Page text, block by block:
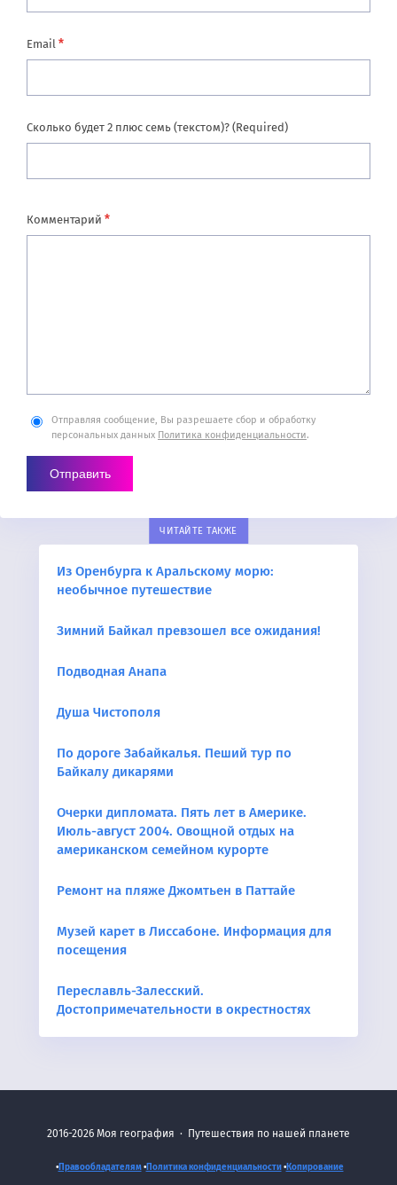
Email *
Сколько будет 2 плюс семь (текстом)? (Required)
Комментарий *
Отправляя сообщение, Вы разрешаете сбор и обработку
персональных данных Политика конфиденциальности.
ЧИТАЙТЕ ТАКЖЕ
Из Оренбурга к Аральскому морю:
необычное путешествие
Зимний Байкал превзошел все ожидания!
Подводная Анапа
Душа Чистополя
По дороге Забайкалья. Пеший тур по
Байкалу дикарями
Очерки дипломата. Пять лет в Америке.
Июль-август 2004. Овощной отдых на
американском семейном курорте
Ремонт на пляже Джомтьен в Паттайе
Музей карет в Лиссабоне. Информация для
посещения
Переславль-Залесский.
Достопримечательности в окрестностях
2016-2026 Моя география · Путешествия по нашей планете
•Правообладателям•Политика конфиденциальности•Копирование